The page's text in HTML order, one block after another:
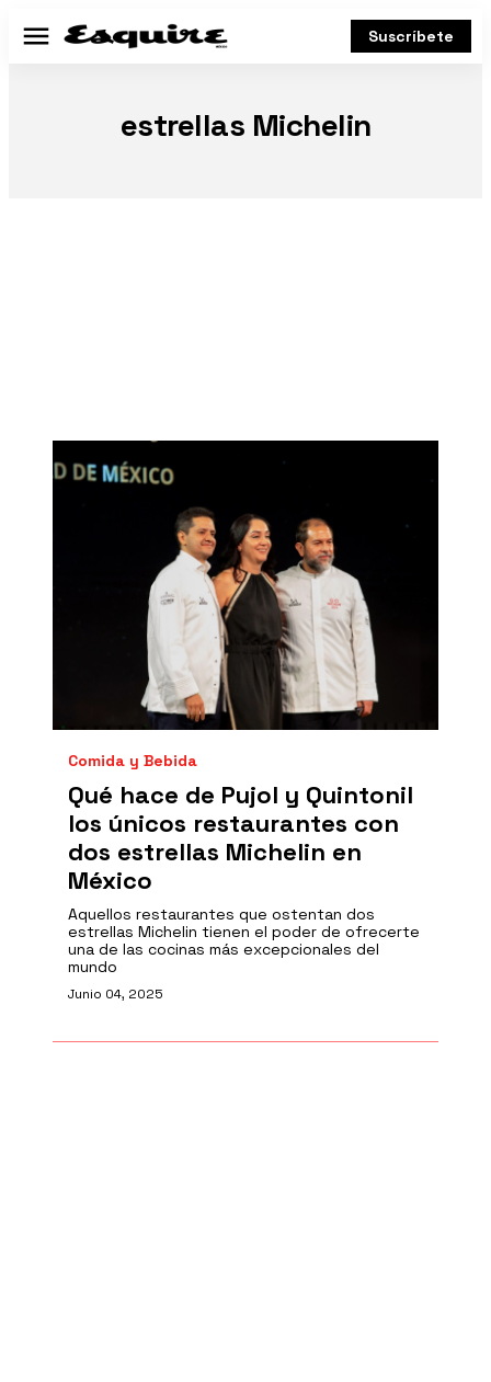
Menú Suscríbete
estrellas Michelin
Comida y Bebida
Qué hace de Pujol y Quintonil
los únicos restaurantes con
dos estrellas Michelin en
México
Aquellos restaurantes que ostentan dos
estrellas Michelin tienen el poder de ofrecerte
una de las cocinas más excepcionales del
mundo
Junio 04, 2025